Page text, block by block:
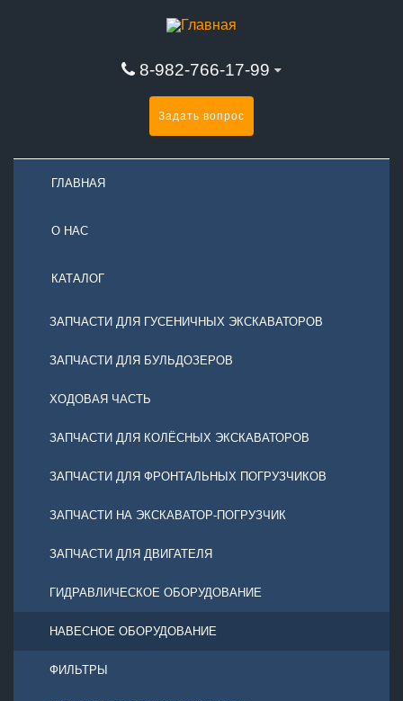
8-982-766-17-99
Задать вопрос
ГЛАВНАЯ
О НАС
КАТАЛОГ
ЗАПЧАСТИ ДЛЯ ГУСЕНИЧНЫХ ЭКСКАВАТОРОВ
ЗАПЧАСТИ ДЛЯ БУЛЬДОЗЕРОВ
ХОДОВАЯ ЧАСТЬ
ЗАПЧАСТИ ДЛЯ КОЛЁСНЫХ ЭКСКАВАТОРОВ
ЗАПЧАСТИ ДЛЯ ФРОНТАЛЬНЫХ ПОГРУЗЧИКОВ
ЗАПЧАСТИ НА ЭКСКАВАТОР-ПОГРУЗЧИК
ЗАПЧАСТИ ДЛЯ ДВИГАТЕЛЯ
ГИДРАВЛИЧЕСКОЕ ОБОРУДОВАНИЕ
НАВЕСНОЕ ОБОРУДОВАНИЕ
ФИЛЬТРЫ